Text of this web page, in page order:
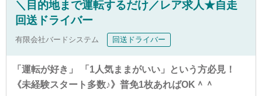
＼目的地まで運転するだけ／レア求人★自走
回送ドライバー
有限会社バードシステム 回送ドライバー
「運転が好き」 「1人気ままがいい」という方必見！
《未経験スタート多数♪》普免1枚あればOK＾＾